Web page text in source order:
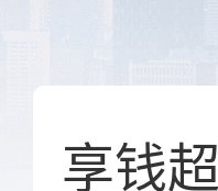
享钱